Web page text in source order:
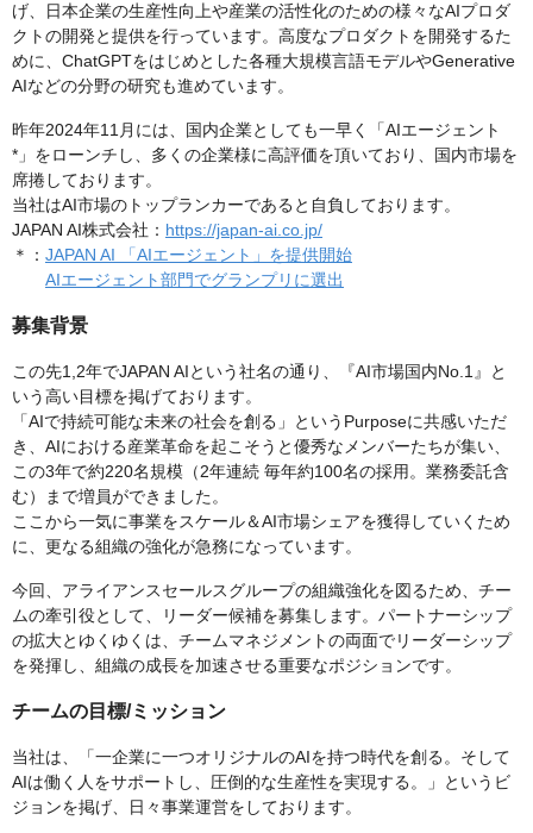
げ、日本企業の生産性向上や産業の活性化のための様々なAIプロダ
クトの開発と提供を行っています。高度なプロダクトを開発するた
めに、ChatGPTをはじめとした各種大規模言語モデルやGenerative
AIなどの分野の研究も進めています。
昨年2024年11月には、国内企業としても一早く「AIエージェント
*」をローンチし、多くの企業様に高評価を頂いており、国内市場を
席捲しております。
当社はAI市場のトップランカーであると自負しております。
JAPAN AI株式会社： https://japan-ai.co.jp/
＊： JAPAN AI 「AIエージェント」を提供開始
AIエージェント部門でグランプリに選出
募集背景
この先1,2年でJAPAN AIという社名の通り、『AI市場国内No.1』と
いう高い目標を掲げております。
「AIで持続可能な未来の社会を創る」というPurposeに共感いただ
き、AIにおける産業革命を起こそうと優秀なメンバーたちが集い、
この3年で約220名規模（2年連続 毎年約100名の採用。業務委託含
む）まで増員ができました。
ここから一気に事業をスケール＆AI市場シェアを獲得していくため
に、更なる組織の強化が急務になっています。
今回、アライアンスセールスグループの組織強化を図るため、チー
ムの牽引役として、リーダー候補を募集します。パートナーシップ
の拡大とゆくゆくは、チームマネジメントの両面でリーダーシップ
を発揮し、組織の成長を加速させる重要なポジションです。
チームの目標/ミッション
当社は、「一企業に一つオリジナルのAIを持つ時代を創る。そして
AIは働く人をサポートし、圧倒的な生産性を実現する。」というビ
ジョンを掲げ、日々事業運営をしております。